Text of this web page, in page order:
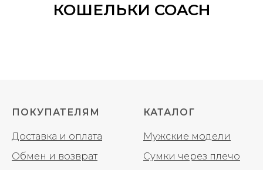
КОШЕЛЬКИ COACH
ПОКУПАТЕЛЯМ
Доставка и оплата
Обмен и возврат
КАТАЛОГ
Мужские модели
Сумки через плечо